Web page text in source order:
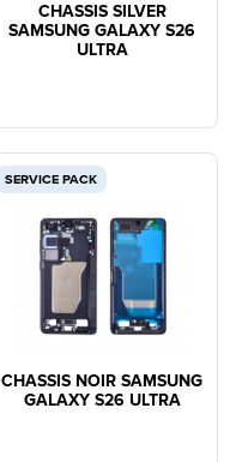
CHASSIS SILVER
SAMSUNG GALAXY S26
ULTRA
SERVICE PACK
CHASSIS NOIR SAMSUNG
GALAXY S26 ULTRA